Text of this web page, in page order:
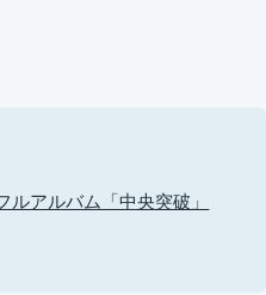
アルバム「中央突破」